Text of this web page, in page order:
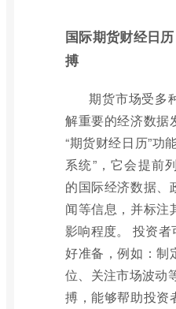
国际期货财经日
搏
期货市场受多
解重要的经济数据
“期货财经日历”功
系统”，它会提前
的国际经济数据、
闻等信息，并标注
影响程度。 投资
好准备，例如：制
位、关注市场波动
搏，能够帮助投资